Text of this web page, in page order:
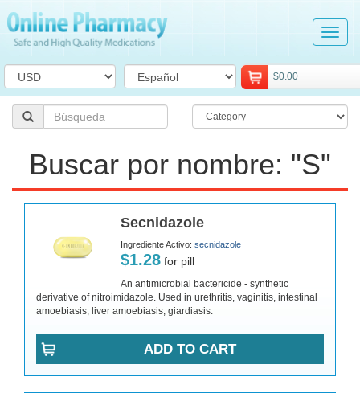
$0.00
Buscar por nombre: "S"
Secnidazole
Ingrediente Activo: secnidazole
$1.28 for pill
An antimicrobial bactericide - synthetic
derivative of nitroimidazole. Used in urethritis, vaginitis, intestinal
amoebiasis, liver amoebiasis, giardiasis.
ADD TO CART